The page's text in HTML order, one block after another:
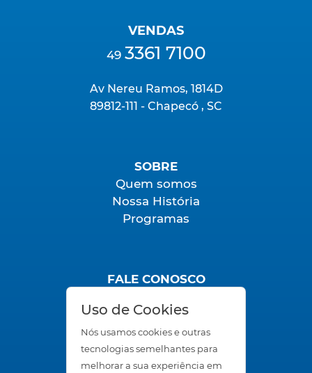
Uso de Cookies
Nós usamos cookies e outras
tecnologias semelhantes para
melhorar a sua experiência em
VENDAS
49 3361 7100
Av Nereu Ramos, 1814D
89812-111 - Chapecó , SC
SOBRE
Quem somos
Nossa História
Programas
FALE CONOSCO
Trabalhe Conosco
Seja um Representante
Área Restrita